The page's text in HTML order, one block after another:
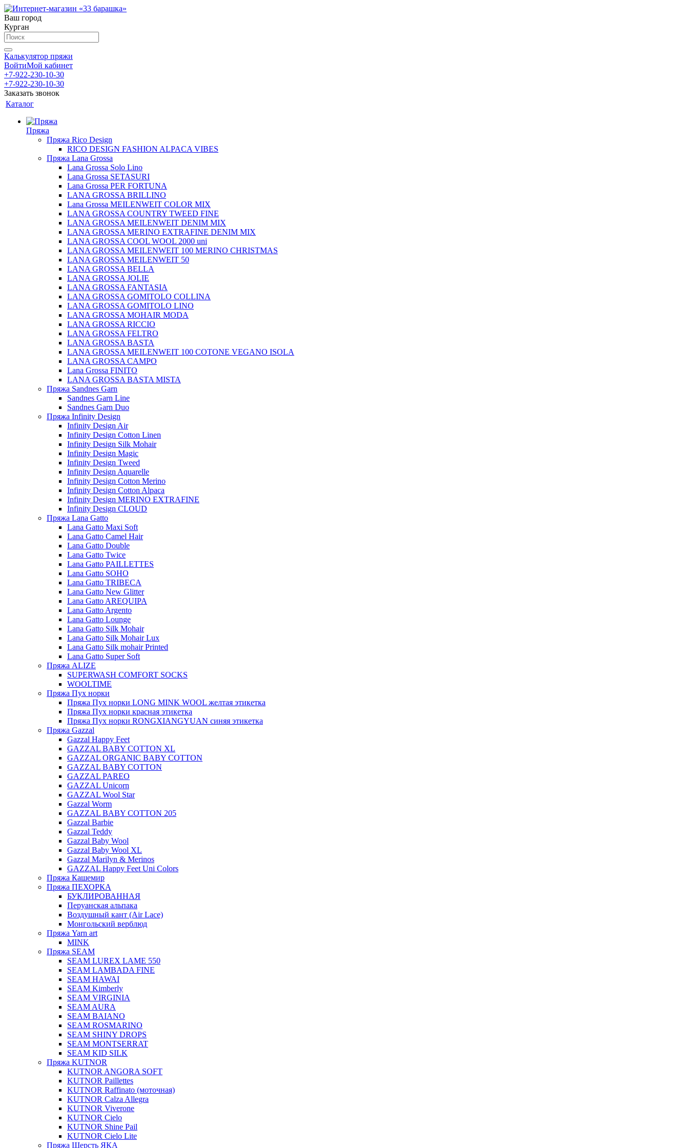
Ваш город
Курган
Калькулятор пряжи
ВойтиМой кабинет
+7-922-230-10-30
+7-922-230-10-30
Заказать звонок
Каталог
Пряжа
Пряжа Rico Design
RICO DESIGN FASHION ALPACA VIBES
Пряжа Lana Grossa
Lana Grossa Solo Lino
Lana Grossa SETASURI
Lana Grossa PER FORTUNA
LANA GROSSA BRILLINO
Lana Grossa MEILENWEIT COLOR MIX
LANA GROSSA COUNTRY TWEED FINE
LANA GROSSA MEILENWEIT DENIM MIX
LANA GROSSA MERINO EXTRAFINE DENIM MIX
LANA GROSSA COOL WOOL 2000 uni
LANA GROSSA MEILENWEIT 100 MERINO CHRISTMAS
LANA GROSSA MEILENWEIT 50
LANA GROSSA BELLA
LANA GROSSA JOLIE
LANA GROSSA FANTASIA
LANA GROSSA GOMITOLO COLLINA
LANA GROSSA GOMITOLO LINO
LANA GROSSA MOHAIR MODA
LANA GROSSA RICCIO
LANA GROSSA FELTRO
LANA GROSSA BASTA
LANA GROSSA MEILENWEIT 100 COTONE VEGANO ISOLA
LANA GROSSA CAMPO
Lana Grossa FINITO
LANA GROSSA BASTA MISTA
Пряжа Sandnes Garn
Sandnes Garn Line
Sandnes Garn Duo
Пряжа Infinity Design
Infinity Design Air
Infinity Design Cotton Linen
Infinity Design Silk Mohair
Infinity Design Magic
Infinity Design Tweed
Infinity Design Aquarelle
Infinity Design Cotton Merino
Infinity Design Cotton Alpaca
Infinity Design MERINO EXTRAFINE
Infinity Design CLOUD
Пряжа Lana Gatto
Lana Gatto Maxi Soft
Lana Gatto Camel Hair
Lana Gatto Double
Lana Gatto Twice
Lana Gatto PAILLETTES
Lana Gatto SOHO
Lana Gatto TRIBECA
Lana Gatto New Glitter
Lana Gatto AREQUIPA
Lana Gatto Argento
Lana Gatto Lounge
Lana Gatto Silk Mohair
Lana Gatto Silk Mohair Lux
Lana Gatto Silk mohair Printed
Lana Gatto Super Soft
Пряжа ALIZE
SUPERWASH COMFORT SOCKS
WOOLTIME
Пряжа Пух норки
Пряжа Пух норки LONG MINK WOOL желтая этикетка
Пряжа Пух норки красная этикетка
Пряжа Пух норки RONGXIANGYUAN синяя этикетка
Пряжа Gazzal
Gazzal Happy Feet
GAZZAL BABY COTTON XL
GAZZAL ORGANIC BABY COTTON
GAZZAL BABY COTTON
GAZZAL PAREO
GAZZAL Unicorn
GAZZAL Wool Star
Gazzal Worm
GAZZAL BABY COTTON 205
Gazzal Barbie
Gazzal Teddy
Gazzal Baby Wool
Gazzal Baby Wool XL
Gazzal Marilyn & Merinos
GAZZAL Happy Feet Uni Colors
Пряжа Кашемир
Пряжа ПЕХОРКА
БУКЛИРОВАННАЯ
Перуанская альпака
Воздушный кант (Air Lace)
Монгольский верблюд
Пряжа Yarn art
MINK
Пряжа SEAM
SEAM LUREX LAME 550
SEAM LAMBADA FINE
SEAM HAWAI
SEAM Kimberly
SEAM VIRGINIA
SEAM AURA
SEAM BAIANO
SEAM ROSMARINO
SEAM SHINY DROPS
SEAM MONTSERRAT
SEAM KID SILK
Пряжа KUTNOR
KUTNOR ANGORA SOFT
KUTNOR Paillettes
KUTNOR Raffinato (моточная)
KUTNOR Calza Allegra
KUTNOR Viverone
KUTNOR Cielo
KUTNOR Shine Pail
KUTNOR Cielo Lite
Пряжа Шерсть ЯКА